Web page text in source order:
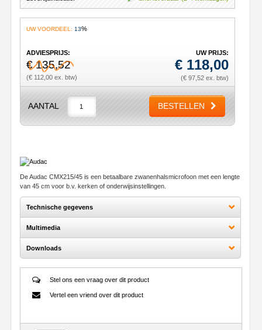
UW VOORDEEL: 13%
ADVIESPRIJS:
€ 135,52
(€ 112,00 ex. btw)
UW PRIJS:
€ 118,00
(€ 97,52 ex. btw)
AANTAL BESTELLEN
De Audac CMX215/45 is een betaalbare zwanenhalsmicrofoon met een lengte
van 45 cm voor b.v. kerken of onderwijsinstellingen.
Technische gegevens
Multimedia
Downloads
Vertel een vriend over dit product
Stel ons een vraag over dit product